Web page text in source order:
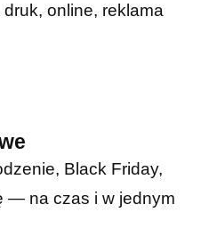
online, reklama
Black Friday,
— na czas i w jednym